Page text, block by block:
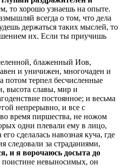
то хорошо узнаешь на опыте.
всегда о том, что дела
держаться таких мыслей, то
их. Если ты приучишь
блаженный Иов,
и уничижен, многочаден и
потом терпел бесчисленные
высота славы, мир и
постоянное; и весьма
непрерывно, и все с
время пиршества, не ножом
одни плевали ему в лицо,
сделалась навозная куча, где
следовали за страданиями,
и я ворочаюсь досыта до
невыносимых, он